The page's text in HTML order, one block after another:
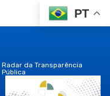
PT
Radar da Transparência
Pública